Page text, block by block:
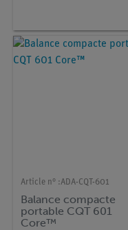
Article n° :ADA-CQT-601
Balance compacte
portable CQT 601
Core™